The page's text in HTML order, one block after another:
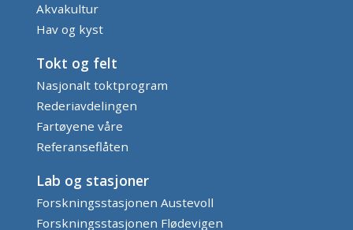
Akvakultur
Hav og kyst
Tokt og felt
Nasjonalt toktprogram
Rederiavdelingen
Fartøyene våre
Referanseflåten
Lab og stasjoner
Forskningsstasjonen Austevoll
Forskningsstasjonen Flødevigen